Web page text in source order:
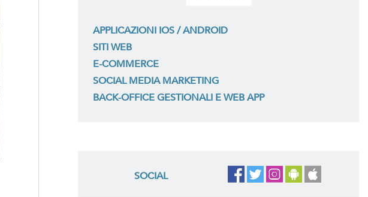
APPLICAZIONI IOS / ANDROID
SITI WEB
E-COMMERCE
SOCIAL MEDIA MARKETING
BACK-OFFICE GESTIONALI E WEB APP
SOCIAL